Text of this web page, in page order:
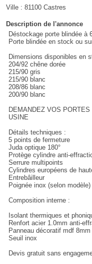
Ville :81100 Castres
Description de l'annonce
Déstockage porte blindée à
Porte blindée en stock ou
Dimensions disponibles en
204/92 chêne dorée
215/90 gris
215/90 blanc
208/86 blanc
200/90 blanc
DEMANDEZ VOS
USINE
Détails techniques :
5 points de fermeture
Juda optique 180°
Protège cylindre anti-
Serrure multipoints
Cylindres européens de
Entrebâilleur
Poignée inox (selon modèle)
Composition interne :
Isolant thermiques et
Renfort acier 1.0mm anti-
Panneau décoratif mdf 8mm
Seuil inox
Devis gratuit sans